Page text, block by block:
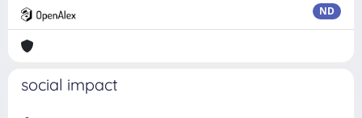
ND
social impact